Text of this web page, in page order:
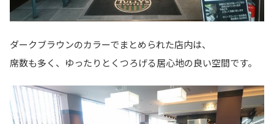
ダークブラウンのカラーでまとめられた店内は、
席数も多く、ゆったりとくつろげる居心地の良い空間です。